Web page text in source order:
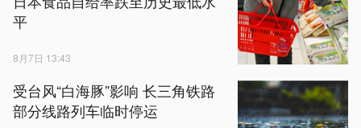
平
8月7日 13:43
受台风“白海豚”影响 长三角铁路
部分线路列车临时停运